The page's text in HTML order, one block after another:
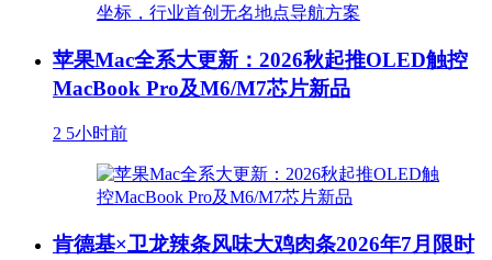
苹果Mac全系大更新：2026秋起推OLED触控
MacBook Pro及M6/M7芯片新品
2 5小时前
肯德基×卫龙辣条风味大鸡肉条2026年7月限时